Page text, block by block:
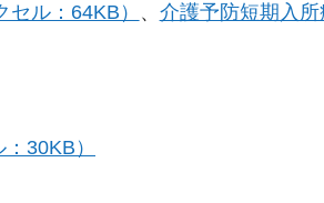
ル：64KB）
、 介護予防短期入所
30KB）